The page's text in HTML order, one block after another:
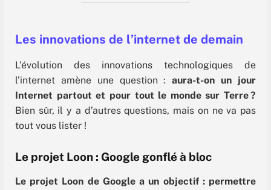
Les innovations de l’internet de demain
L’évolution des innovations technologiques de
l’internet amène une question :aura-t-on un jour
Internet partout et pour tout le monde sur Terre ?
Bien sûr, il y a d’autres questions, mais on ne va pas
tout vous lister !
Le projet Loon : Google gonflé à bloc
Le projet Loon de Google a un objectif : permettre